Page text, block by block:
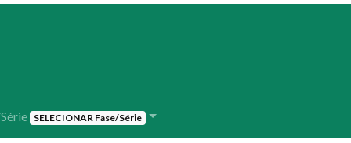
SELECIONAR Fase/Série